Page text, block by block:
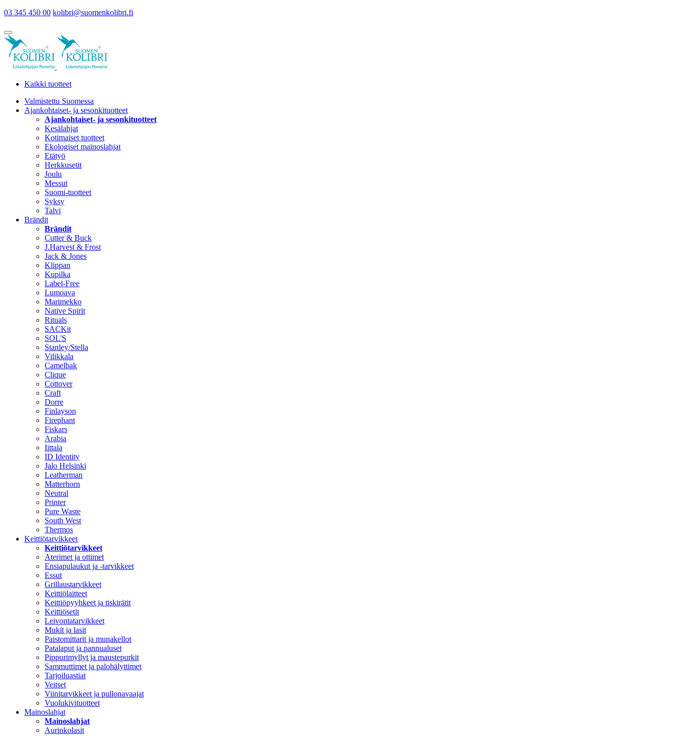
03 345 450 00 kolibri@suomenkolibri.fi
Kaikki tuotteet
Valmistettu Suomessa
Ajankohtaiset- ja sesonkituotteet
Ajankohtaiset- ja sesonkituotteet
Kesälahjat
Kotimaiset tuotteet
Ekologiset mainoslahjat
Etätyö
Herkkusetit
Joulu
Messut
Suomi-tuotteet
Syksy
Talvi
Brändit
Brändit
Cutter & Buck
J.Harvest & Frost
Jack & Jones
Klippan
Kupilka
Label-Free
Lumoava
Marimekko
Native Spirit
Rituals
SACKit
SOL'S
Stanley/Stella
Vilikkala
Camelbak
Clique
Cottover
Craft
Dorre
Finlayson
Firephant
Fiskars
Arabia
Iittala
ID Identity
Jalo Helsinki
Leatherman
Matterhorn
Neutral
Printer
Pure Waste
South West
Thermos
Keittiötarvikkeet
Keittiötarvikkeet
Aterimet ja ottimet
Ensiapulaukut ja -tarvikkeet
Essut
Grillaustarvikkeet
Keittiölaitteet
Keittiöpyyhkeet ja tiskirätit
Keittiösetit
Leivontatarvikkeet
Mukit ja lasit
Paistomittarit ja munakellot
Patalaput ja pannualuset
Pippurimyllyt ja maustepurkit
Sammuttimet ja palohälyttimet
Tarjoiluastiat
Veitset
Viinitarvikkeet ja pullonavaajat
Vuolukivituotteet
Mainoslahjat
Mainoslahjat
Aurinkolasit